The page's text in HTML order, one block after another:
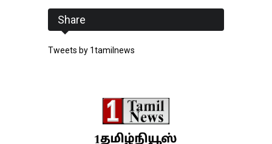
Share
Tweets by 1tamilnews